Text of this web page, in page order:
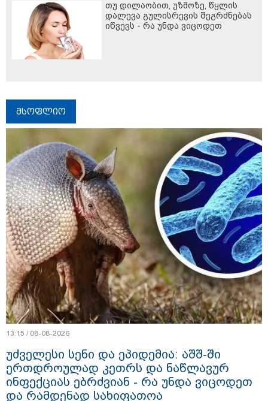
თუ დილაობით, უზმოზე, წყლის
დალევა გულისრევის შეგრძნებას
იწვევს - რა უნდა ვიცოდეთ
მსოფლიო
13:15 / 08-08-2026
უძველესი სენი და ეპიდემია: აშშ-ში
ერთდროულად კეთრს და ნაწლავურ
ინფექციას ებრძვიან - რა უნდა ვიცოდეთ
და რამდენად სახიფათოა